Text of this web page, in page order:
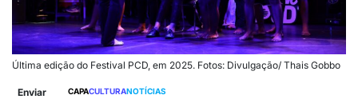
Última edição do Festival PCD, em 2025. Fotos: Divulgação/ Thais Gobbo
Enviar CAPACULTURANOTÍCIAS